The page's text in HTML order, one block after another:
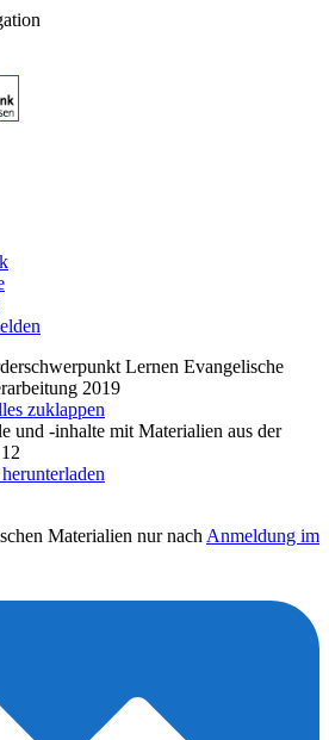
Lernen Evangelische
2019
zuklappen
und -inhalte mit Materialien aus der
Materialien nur nach Anmeldung im